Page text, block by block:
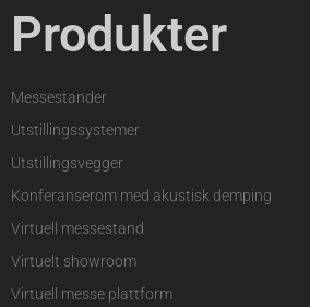
Produkter
Messestander
Utstillingssystemer
Utstillingsvegger
Konferanserom med akustisk demping
Virtuell messestand
Virtuelt showroom
Virtuell messe plattform